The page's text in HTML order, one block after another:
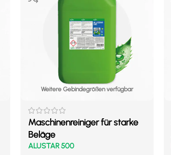
Weitere Gebindegrößen verfügbar
Maschinenreiniger für starke
Beläge
ALUSTAR 500